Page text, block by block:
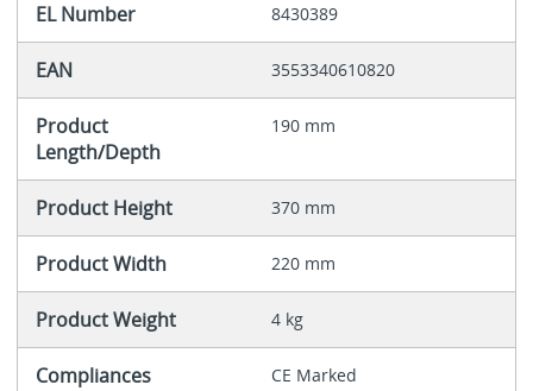
EL Number 8430389
EAN 3553340610820
Product
Length/Depth
190 mm
Product Height 370 mm
Product Width 220 mm
Product Weight 4 kg
Compliances CE Marked